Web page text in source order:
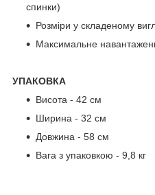
спинки)
Розміри у складеному
Максимальне
УПАКОВКА
Висота - 42 см
Ширина - 32 см
Довжина - 58 см
Вага з упаковкою - 9,8 кг